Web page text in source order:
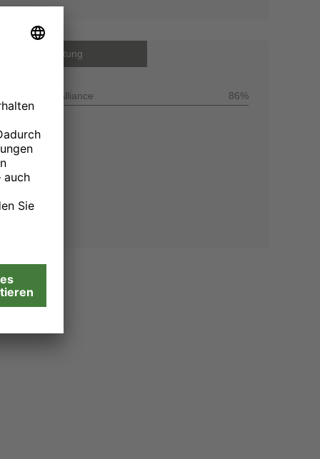
Gesamtbewertung
Customer Alliance 86%